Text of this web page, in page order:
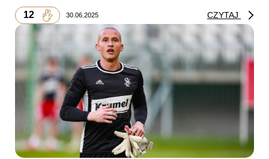
12 30.06.2025 CZYTAJ